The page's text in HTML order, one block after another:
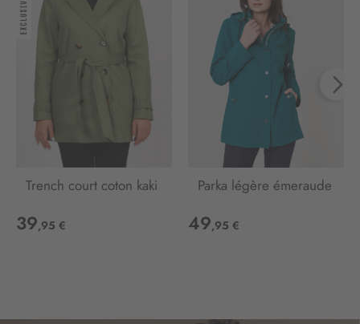
Trench court coton kaki
39,95 €
Parka légère émeraude
49,95 €